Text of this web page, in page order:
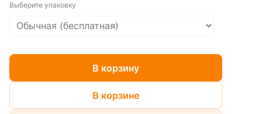
Выберите упаковку
В корзину
В корзине